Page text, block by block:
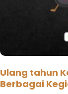
Ulang tahun
Berbagai